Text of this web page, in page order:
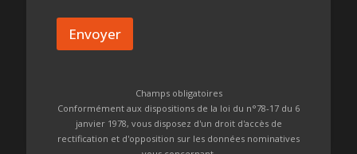
d
Envoyer
Champs obligatoires
Conformément aux dispositions de la loi du n°78-17 du 6
janvier 1978, vous disposez d'un droit d'accès de
rectification et d'opposition sur les données nominatives